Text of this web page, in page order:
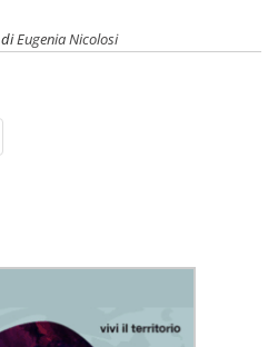
diEugenia Nicolosi